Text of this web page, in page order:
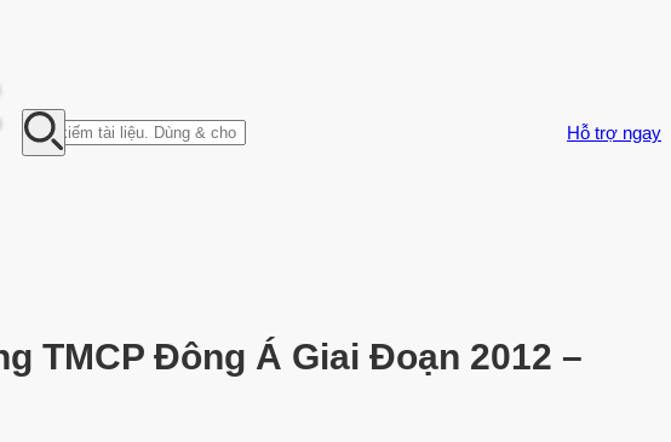
Hỗ trợ ngay
TMCP Đông Á Giai Đoạn 2012 –